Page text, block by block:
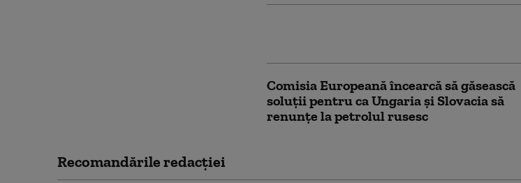
Comisia Europeană încearcă să găsească
soluții pentru ca Ungaria și Slovacia să
renunțe la petrolul rusesc
Recomandările redacţiei